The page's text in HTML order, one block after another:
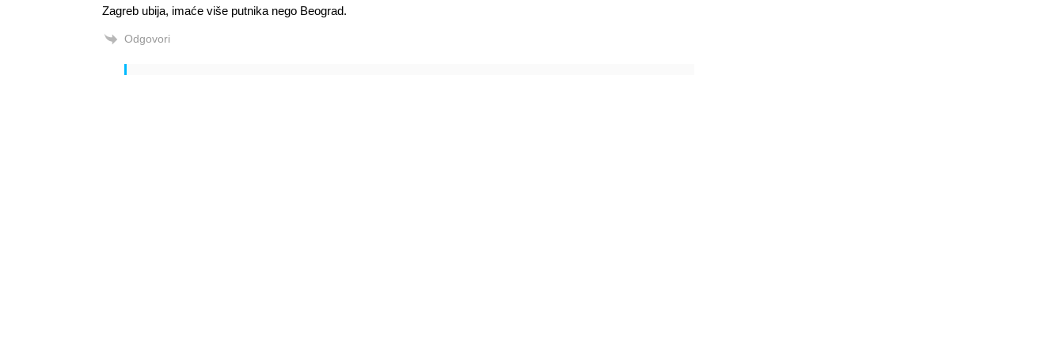
Zagreb ubija, imaće više putnika nego Beograd.
Odgovori